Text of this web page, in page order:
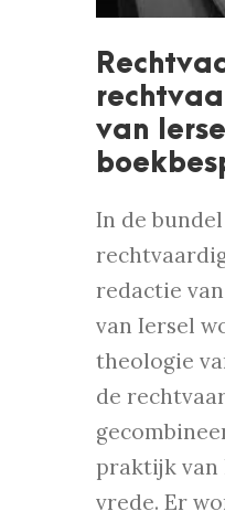
van
In de
redactie
van Iersel
theologie
de
praktijk van
vrede. Er